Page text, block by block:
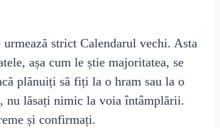
strict Calendarul vechi. Asta
așa cum le știe majoritatea, se
plănuiți să fiți la o hram sau la o
nu lăsați nimic la voia întâmplării.
și confirmați.